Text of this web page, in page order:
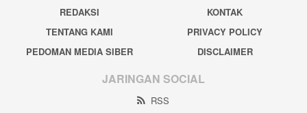
REDAKSI
KONTAK
TENTANG KAMI
PRIVACY POLICY
PEDOMAN MEDIA SIBER
DISCLAIMER
JARINGAN SOCIAL
RSS